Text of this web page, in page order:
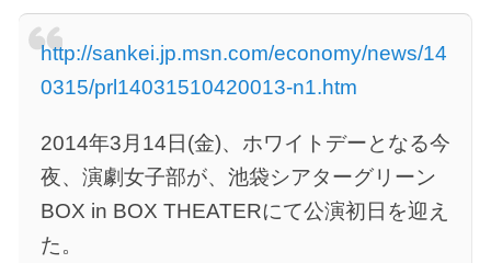
http://sankei.jp.msn.com/economy/news/14
0315/prl14031510420013-n1.htm
2014年3月14日(金)、ホワイトデーとなる今
夜、演劇女子部が、池袋シアターグリーン
BOX in BOX THEATERにて公演初日を迎え
た。